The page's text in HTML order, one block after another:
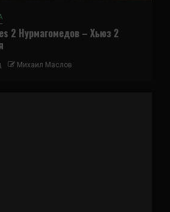
2 Нурмагомедов – Хьюз 2
Михаил Маслов